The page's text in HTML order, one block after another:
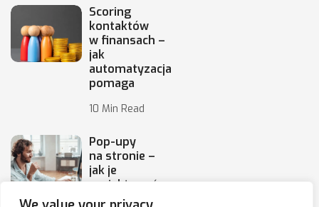
Scoring
kontaktów
w finansach –
jak
automatyzacja
pomaga
10 Min Read
Pop-upy
na stronie –
jak je
projektować,
by